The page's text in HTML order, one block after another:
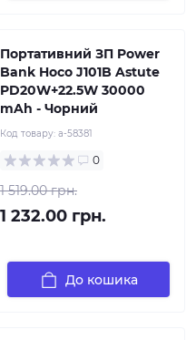
Портативний ЗП Power
Bank Hoco J101B Astute
PD20W+22.5W 30000
mAh - Чорний
Код товару: a-58381
0
1 519.00 грн.
1 232.00 грн.
До кошика